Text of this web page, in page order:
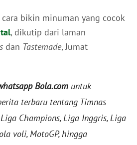
bikin minuman yang cocok
, dikutip dari laman
dan Tastemade, Jumat
Bola.com untuk
terbaru tentang Timnas
Champions, Liga Inggris, Liga
voli, MotoGP, hingga